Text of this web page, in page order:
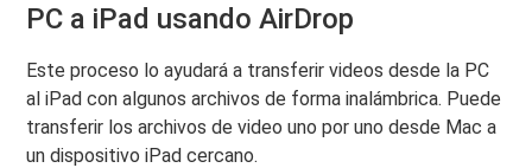
PC a iPad usando AirDrop
Este proceso lo ayudará a transferir videos desde la PC
al iPad con algunos archivos de forma inalámbrica. Puede
transferir los archivos de video uno por uno desde Mac a
un dispositivo iPad cercano.